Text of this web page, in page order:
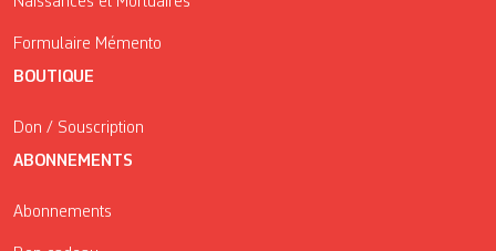
Formulaire Mémento
BOUTIQUE
Don / Souscription
ABONNEMENTS
Abonnements